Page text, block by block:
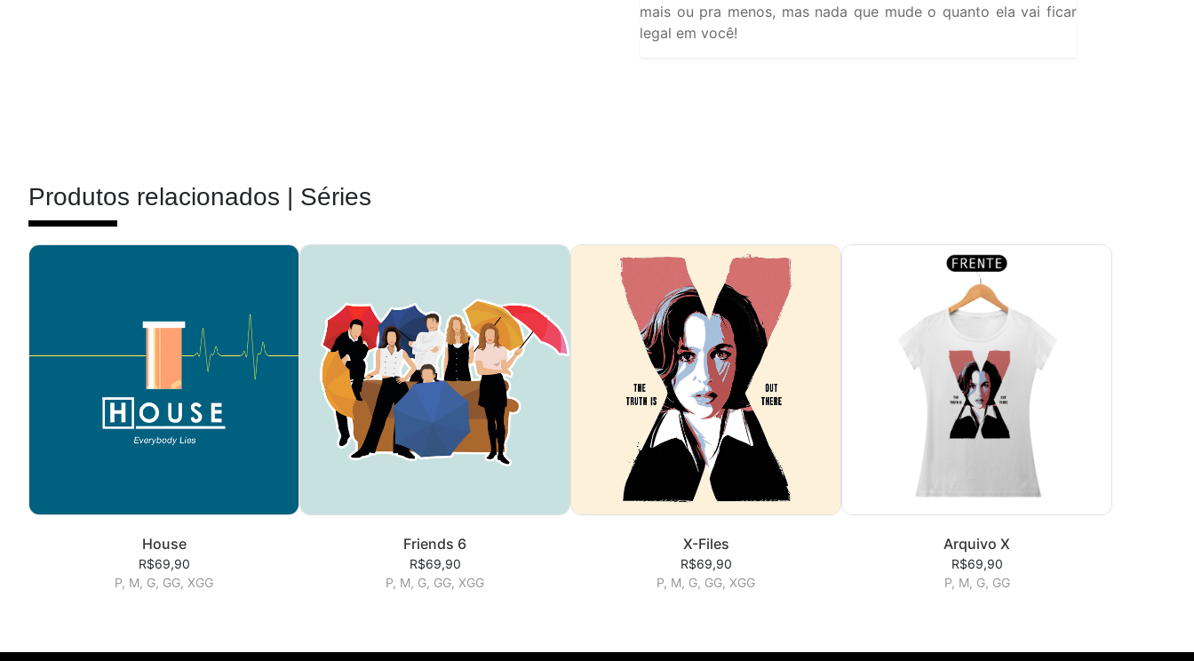
mais ou pra menos, mas nada que mude o quanto ela vai ficar
legal em você!
Produtos relacionados | Séries
House
R$69,90
P, M, G, GG, XGG
Friends 6
R$69,90
P, M, G, GG, XGG
X-Files
R$69,90
P, M, G, GG, XGG
Arquivo X
R$69,90
P, M, G, GG